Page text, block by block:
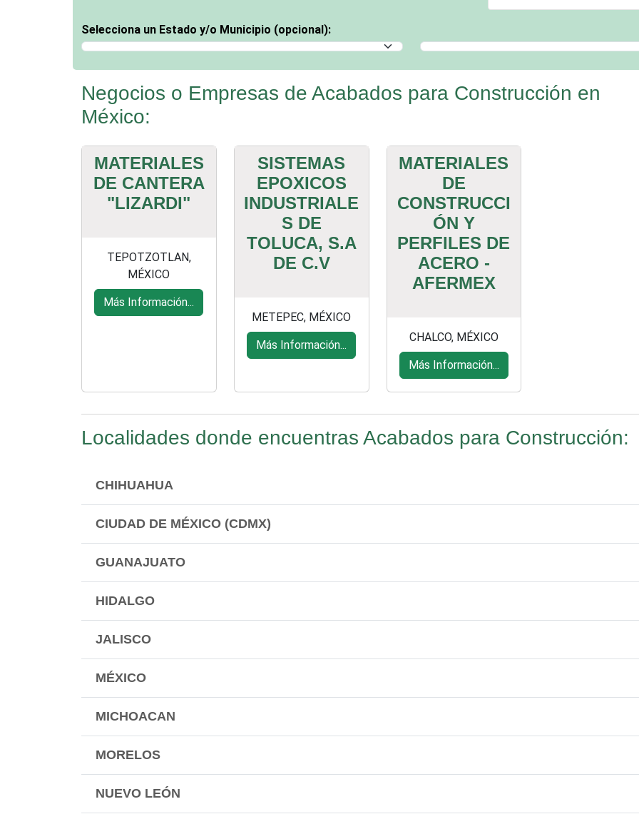
Selecciona un Estado y/o Municipio (opcional):
Selecciona un Estado
Selecciona un Municipio
Negocios o Empresas de Acabados para Construcción en
México:
MATERIALES
DE CANTERA
"LIZARDI"
TEPOTZOTLAN,
MÉXICO
Más Información...
SISTEMAS
EPOXICOS
INDUSTRIALE
S DE
TOLUCA, S.A
DE C.V
METEPEC, MÉXICO
Más Información...
MATERIALES
DE
CONSTRUCCI
ÓN Y
PERFILES DE
ACERO -
AFERMEX
CHALCO, MÉXICO
Más Información...
Localidades donde encuentras Acabados para Construcción:
CHIHUAHUA
CIUDAD DE MÉXICO (CDMX)
GUANAJUATO
HIDALGO
JALISCO
MÉXICO
MICHOACAN
MORELOS
NUEVO LEÓN